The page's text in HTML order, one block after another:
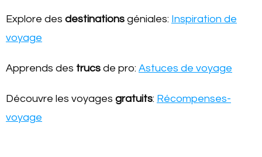
Explore des destinations géniales: Inspiration de
voyage
Apprends des trucs de pro: Astuces de voyage
Découvre les voyages gratuits: Récompenses-
voyage